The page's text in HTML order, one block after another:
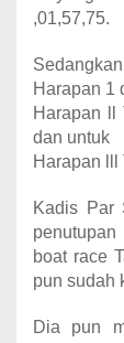
,01,57,75.
Harapan 1
Harapan ll
dan untuk
Harapan lll
Kadis Par
penutupan
boat race
pun sudah
Dia pun